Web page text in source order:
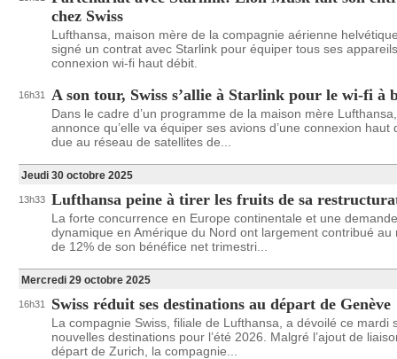
chez Swiss
Lufthansa, maison mère de la compagnie aérienne
signé un contrat avec Starlink pour équiper tous ses
connexion wi-fi haut débit.
16h31 A son tour, Swiss s’allie à Starlink pour le wi-fi à
Dans le cadre d’un programme de la maison mère
annonce qu’elle va équiper ses avions d’une connexion haut
due au réseau de satellites de...
Jeudi 30 octobre 2025
13h33 Lufthansa peine à tirer les fruits de sa
La forte concurrence en Europe continentale et une
dynamique en Amérique du Nord ont largement contribué au
de 12% de son bénéfice net trimestri...
Mercredi 29 octobre 2025
16h31 Swiss réduit ses destinations au départ de Genève
La compagnie Swiss, filiale de Lufthansa, a dévoilé ce mardi
nouvelles destinations pour l’été 2026. Malgré l’ajout de
départ de Zurich, la compagnie...